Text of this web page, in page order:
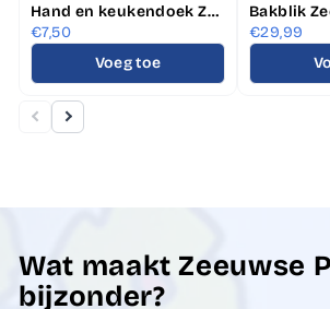
Hand en keukendoek Zeeuwse knop zwart/wit
€7,50
Voeg toe
Bakblik
€29,99
Wat maakt Zeeuwse
bijzonder?